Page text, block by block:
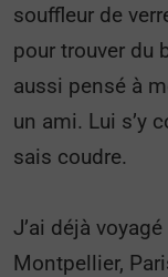
souffleur de
pour trouver du
aussi pensé à
un ami. Lui s’y
sais coudre.
J’ai déjà
Montpellier,